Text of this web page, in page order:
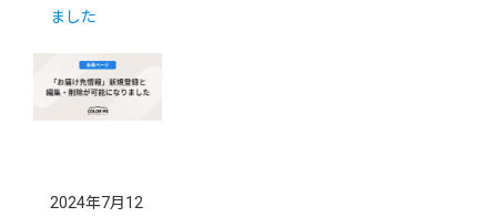
ました
2024年7月12